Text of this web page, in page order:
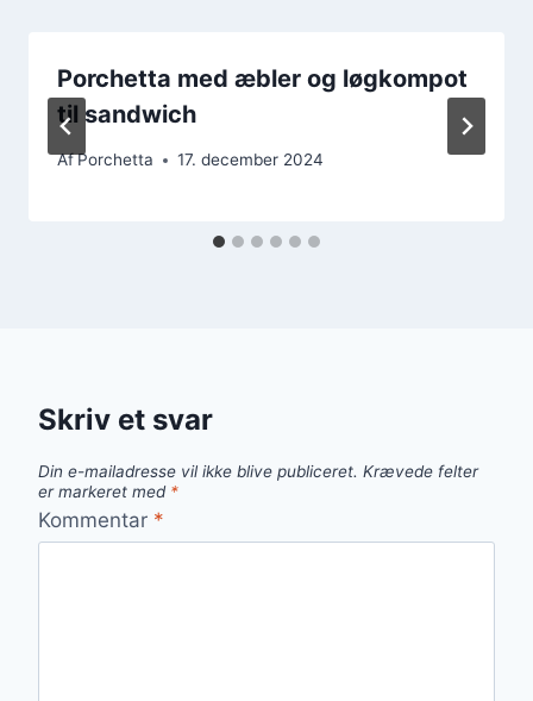
Porchetta med æbler og løgkompot
til sandwich
AfPorchetta 17. december 2024
Skriv et svar
Din e-mailadresse vil ikke blive publiceret. Krævede felter
er markeret med *
Kommentar *